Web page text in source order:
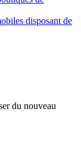
disposant de
du nouveau